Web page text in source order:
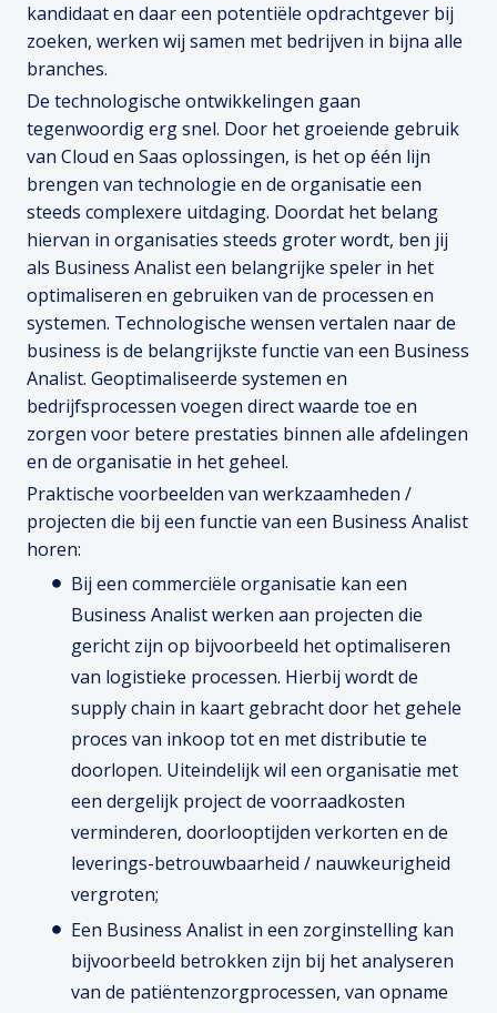
kandidaat en daar een potentiële opdrachtgever bij
zoeken, werken wij samen met bedrijven in bijna alle
branches.
De technologische ontwikkelingen gaan
tegenwoordig erg snel. Door het groeiende gebruik
van Cloud en Saas oplossingen, is het op één lijn
brengen van technologie en de organisatie een
steeds complexere uitdaging. Doordat het belang
hiervan in organisaties steeds groter wordt, ben jij
als Business Analist een belangrijke speler in het
optimaliseren en gebruiken van de processen en
systemen. Technologische wensen vertalen naar de
business is de belangrijkste functie van een Business
Analist. Geoptimaliseerde systemen en
bedrijfsprocessen voegen direct waarde toe en
zorgen voor betere prestaties binnen alle afdelingen
en de organisatie in het geheel.
Praktische voorbeelden van werkzaamheden /
projecten die bij een functie van een Business Analist
horen:
Bij een commerciële organisatie kan een
Business Analist werken aan projecten die
gericht zijn op bijvoorbeeld het optimaliseren
van logistieke processen. Hierbij wordt de
supply chain in kaart gebracht door het gehele
proces van inkoop tot en met distributie te
doorlopen. Uiteindelijk wil een organisatie met
een dergelijk project de voorraadkosten
verminderen, doorlooptijden verkorten en de
leverings-betrouwbaarheid / nauwkeurigheid
vergroten;
Een Business Analist in een zorginstelling kan
bijvoorbeeld betrokken zijn bij het analyseren
van de patiëntenzorgprocessen, van opname